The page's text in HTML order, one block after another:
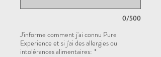
0/500
J'informe comment j'ai connu Pure
Experience et si j'ai des allergies ou
intolérances alimentaires: *